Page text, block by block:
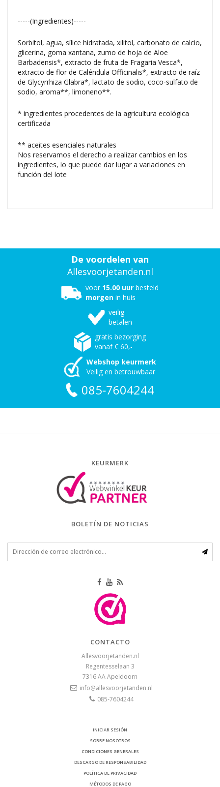
-----(Ingredientes)-----
Sorbitol, agua, sílice hidratada, xilitol, carbonato de calcio,
glicerina, goma xantana, zumo de hoja de Aloe
Barbadensis*, extracto de fruta de Fragaria Vesca*,
extracto de flor de Caléndula Officinalis*, extracto de raíz
de Glycyrrhiza Glabra*, lactato de sodio, coco-sulfato de
sodio, aroma**, limoneno**.
* ingredientes procedentes de la agricultura ecológica
certificada
** aceites esenciales naturales
Nos reservamos el derecho a realizar cambios en los
ingredientes, lo que puede dar lugar a variaciones en
función del lote
De voordelen van
Allesvoorjetanden.nl
voor 15.00 uur besteld
morgen in huis
veilig
betalen
gratis bezorging
vanaf € 60,-
Webshop keurmerk
Veilig en betrouwbaar
085-7604244
KEURMERK
BOLETÍN DE NOTICIAS
CONTACTO
Allesvoorjetanden.nl
Regentesselaan 3
7316 AAApeldoorn
info@allesvoorjetanden.nl
085-7604244
INICIAR SESIÓN
SOBRE NOSOTROS
CONDICIONES GENERALES
DESCARGO DE RESPONSABILIDAD
POLÍTICA DE PRIVACIDAD
MÉTODOS DE PAGO